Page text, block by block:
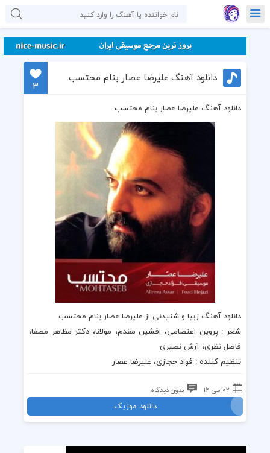
دانلود آهنگ علیرضا عصار بنام محتسب
3
دانلود آهنگ علیرضا عصار بنام محتسب
دانلود آهنگ زیبا و شنیدنی از علیرضا عصار بنام محتسب
شعر : پروین اعتصامی، افشین مقدم، مولانا، دکتر مظاهر مصفا،
فاضل نظری، آرش نصیری
تنظیم کننده : فواد حجازی، علیرضا عصار
02 می 16 بدون دیدگاه
دانلود موزیک